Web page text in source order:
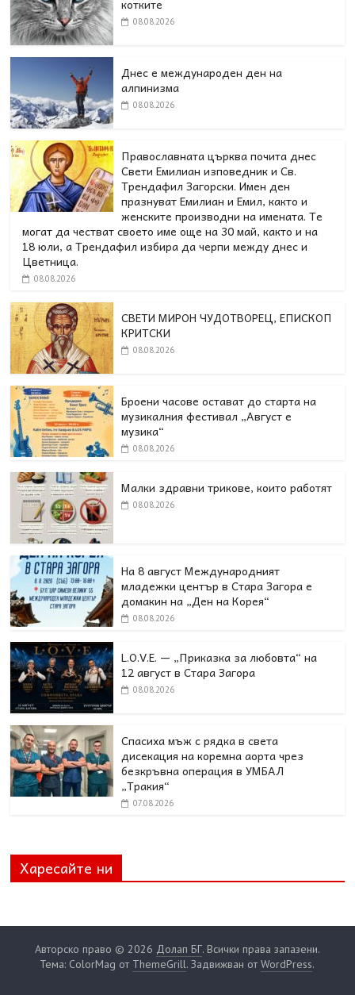
котките
08.08.2026
Днес е международен ден на
алпинизма
08.08.2026
Православната църква почита днес
Свети Емилиан изповедник и Св.
Трендафил Загорски. Имен ден
празнуват Емилиан и Емил, както и
женските производни на имената. Те
могат да честват своето име още на 30 май, както и на
18 юли, а Трендафил избира да черпи между днес и
Цветница.
08.08.2026
СВЕТИ МИРОН ЧУДОТВОРЕЦ, ЕПИСКОП
КРИТСКИ
08.08.2026
Броени часове остават до старта на
музикалния фестивал „Август е
музика“
08.08.2026
Малки здравни трикове, които работят
08.08.2026
На 8 август Международният
младежки център в Стара Загора е
домакин на „Ден на Корея“
08.08.2026
L.O.V.E. — „Приказка за любовта“ на
12 август в Стара Загора
08.08.2026
Спасиха мъж с рядка в света
дисекация на коремна аорта чрез
безкръвна операция в УМБАЛ
„Тракия“
07.08.2026
Харесайте ни
Авторско право © 2026 Долап БГ. Всички права запазени.
Тема: ColorMag от ThemeGrill. Задвижван отWordPress.